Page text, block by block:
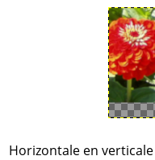
Horizontale en